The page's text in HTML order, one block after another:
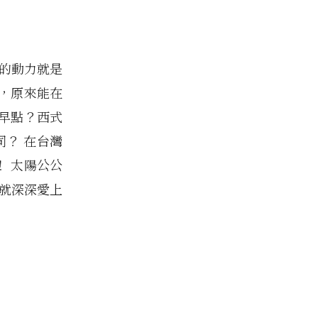
動力就是
原來能在
點？西式
？ 在台灣
太陽公公
深深愛上